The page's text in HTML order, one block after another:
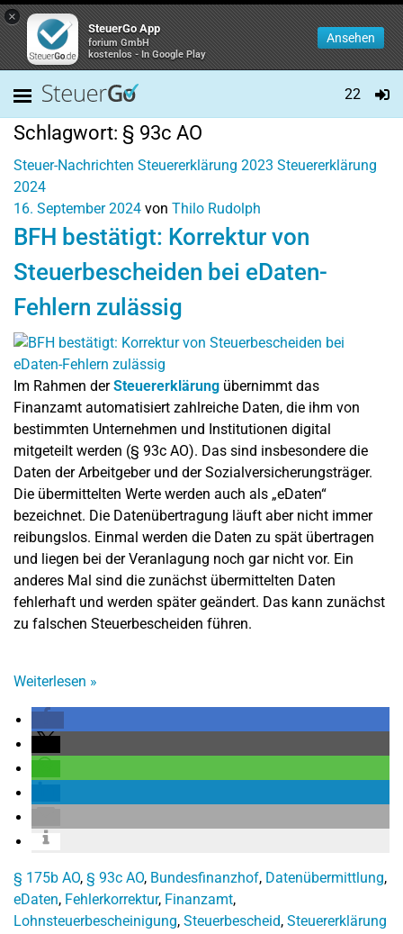
×
SteuerGo App
forium GmbH
kostenlos - In Google Play
Ansehen
22
Schlagwort: § 93c AO
Steuer-Nachrichten Steuererklärung 2023 Steuererklärung
2024
16. September 2024 von Thilo Rudolph
BFH bestätigt: Korrektur von
Steuerbescheiden bei eDaten-
Fehlern zulässig
Im Rahmen derSteuererklärung übernimmt das
Finanzamt automatisiert zahlreiche Daten, die ihm von
bestimmten Unternehmen und Institutionen digital
mitgeteilt werden (§ 93c AO). Das sind insbesondere die
Daten der Arbeitgeber und der Sozialversicherungsträger.
Die übermittelten Werte werden auch als „eDaten“
bezeichnet. Die Datenübertragung läuft aber nicht immer
reibungslos. Einmal werden die Daten zu spät übertragen
und liegen bei der Veranlagung noch gar nicht vor. Ein
anderes Mal sind die zunächst übermittelten Daten
fehlerhaft und werden später geändert. Das kann zunächst
zu falschen Steuerbescheiden führen.
Weiterlesen »
§ 175b AO, § 93c AO, Bundesfinanzhof, Datenübermittlung,
eDaten, Fehlerkorrektur, Finanzamt,
Lohnsteuerbescheinigung, Steuerbescheid, Steuererklärung